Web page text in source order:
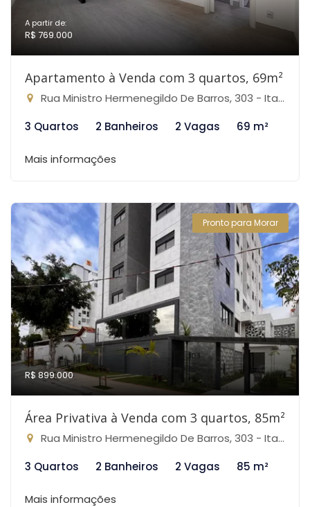
A partir de:
R$ 769.000
Apartamento à Venda com 3 quartos, 69m²
Rua Ministro Hermenegildo De Barros, 303 - Itapoã, Belo Horizonte-MG
3 Quartos
2 Banheiros 2 Vagas 69 m²
Mais informações
Pronto para Morar
R$ 899.000
Área Privativa à Venda com 3 quartos, 85m²
Rua Ministro Hermenegildo De Barros, 303 - Itapoã, Belo Horizonte-MG
3 Quartos
2 Banheiros 2 Vagas 85 m²
Mais informações